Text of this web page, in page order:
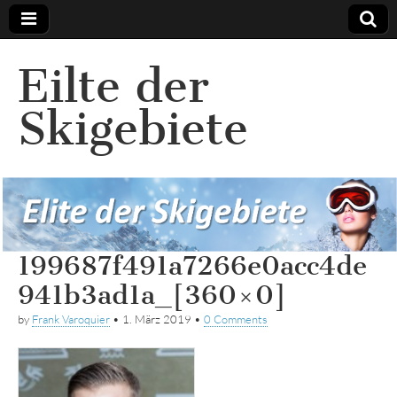
Eilte der
Skigebiete
199687f491a7266e0acc4de
941b3ad1a_[360×0]
by Frank Varoquier • 1. März 2019 • 0 Comments